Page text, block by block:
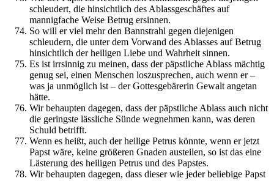
schleudert, die hinsichtlich des Ablassgeschäftes auf
mannigfache Weise Betrug ersinnen.
So will er viel mehr den Bannstrahl gegen diejenigen
schleudern, die unter dem Vorwand des Ablasses auf Betrug
hinsichtlich der heiligen Liebe und Wahrheit sinnen.
Es ist irrsinnig zu meinen, dass der päpstliche Ablass mächtig
genug sei, einen Menschen loszusprechen, auch wenn er –
was ja unmöglich ist – der Gottesgebärerin Gewalt angetan
hätte.
Wir behaupten dagegen, dass der päpstliche Ablass auch nicht
die geringste lässliche Sünde wegnehmen kann, was deren
Schuld betrifft.
Wenn es heißt, auch der heilige Petrus könnte, wenn er jetzt
Papst wäre, keine größeren Gnaden austeilen, so ist das eine
Lästerung des heiligen Petrus und des Papstes.
Wir behaupten dagegen, dass dieser wie jeder beliebige Papst